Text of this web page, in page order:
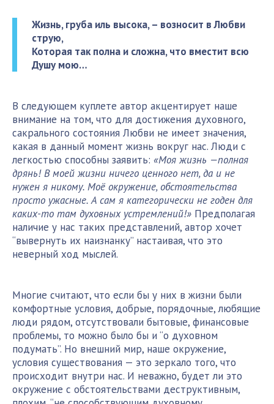
Жизнь, груба иль высока, – возносит в Любви
струю,
Которая так полна и сложна, что вместит всю
Душу мою…
В следующем куплете автор акцентирует наше
внимание на том, что для достижения духовного,
сакрального состояния Любви не имеет значения,
какая в данный момент жизнь вокруг нас. Люди с
легкостью способны заявить: «Моя жизнь —полная
дрянь! В моей жизни ничего ценного нет, да и не
нужен я никому. Моё окружение, обстоятельства
просто ужасные. А сам я категорически не годен для
каких-то там духовных устремлений!» Предполагая
наличие у нас таких представлений, автор хочет
“вывернуть их наизнанку” настаивая, что это
неверный ход мыслей.
Многие считают, что если бы у них в жизни были
комфортные условия, добрые, порядочные, любящие
люди рядом, отсутствовали бытовые, финансовые
проблемы, то можно было бы и “о духовном
подумать”. Но внешний мир, наше окружение,
условия существования — это зеркало того, что
происходит внутри нас. И неважно, будет ли это
окружение с обстоятельствами деструктивным,